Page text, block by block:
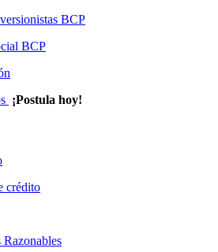
BCP
BCP
¡Postula hoy!
crédito